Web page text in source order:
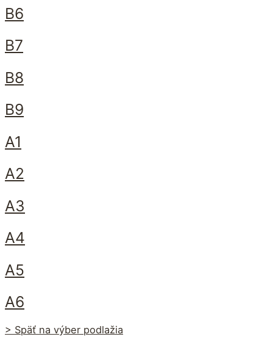
B6
B7
B8
B9
A1
A2
A3
A4
A5
A6
> Späť na výber podlažia